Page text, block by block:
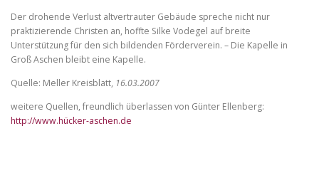
Der drohende Verlust altvertrauter Gebäude spreche nicht nur
praktizierende Christen an, hoffte Silke Vodegel auf breite
Unterstützung für den sich bildenden Förderverein. – Die Kapelle in
Groß Aschen bleibt eine Kapelle.
Quelle: Meller Kreisblatt, 16.03.2007
weitere Quellen, freundlich überlassen von Günter Ellenberg:
http://www.hücker-aschen.de